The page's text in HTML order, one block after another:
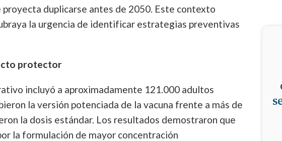
proyecta duplicarse antes de 2050. Este contexto
la urgencia de identificar estrategias preventivas
protector
incluyó a aproximadamente 121.000 adultos
la versión potenciada de la vacuna frente a más de
la dosis estándar. Los resultados demostraron que
la formulación de mayor concentración